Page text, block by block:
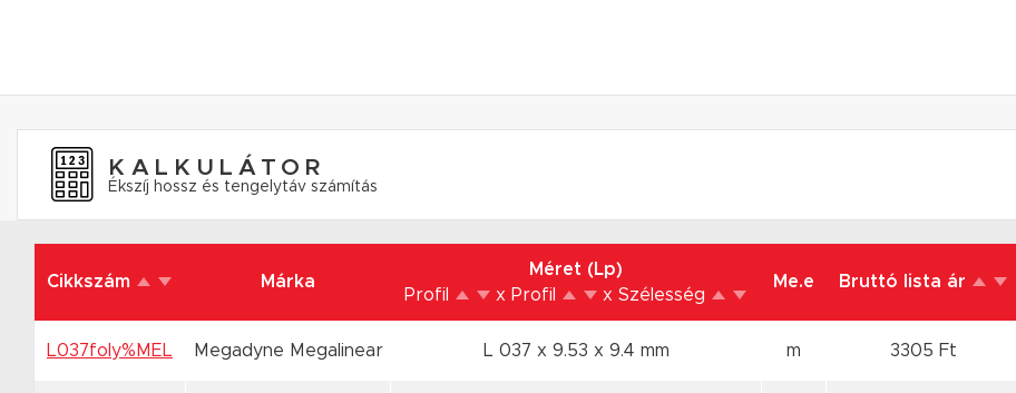
KALKULÁTOR
Ékszíj hossz és tengelytáv számítás
Cikkszám Márka
Méret (Lp)
Profil
x Profil x Szélesség
Me.e Bruttó lista ár
L037foly%MEL Megadyne Megalinear L 037 x 9.53 x 9.4 mm m 3305 Ft